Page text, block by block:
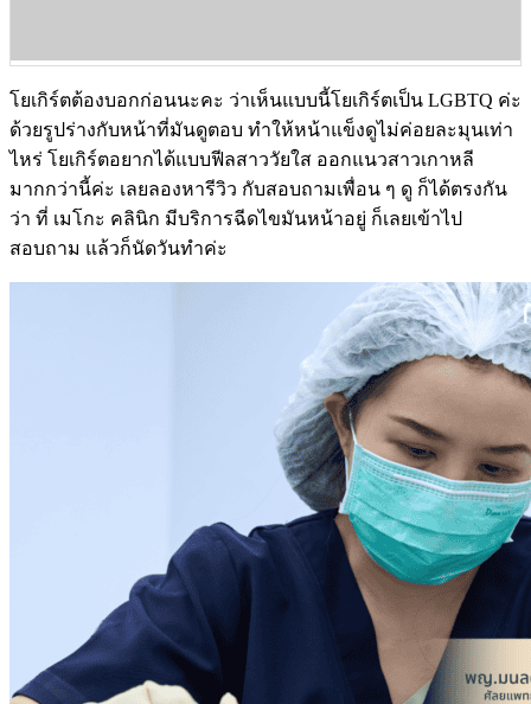
โยเกิร์ตต้องบอกก่อนนะคะ ว่าเห็นแบบนี้โยเกิร์ตเป็น LGBTQ ค่ะ
ด้วยรูปร่างกับหน้าที่มันดูตอบ ทำให้หน้าแข็งดูไม่ค่อยละมุนเท่า
ไหร่ โยเกิร์ตอยากได้แบบฟีลสาววัยใส ออกแนวสาวเกาหลี
มากกว่านี้ค่ะ เลยลองหารีวิว กับสอบถามเพื่อน ๆ ดู ก็ได้ตรงกัน
ว่า ที่ เมโกะ คลินิก มีบริการฉีดไขมันหน้าอยู่ ก็เลยเข้าไป
สอบถาม แล้วก็นัดวันทำค่ะ